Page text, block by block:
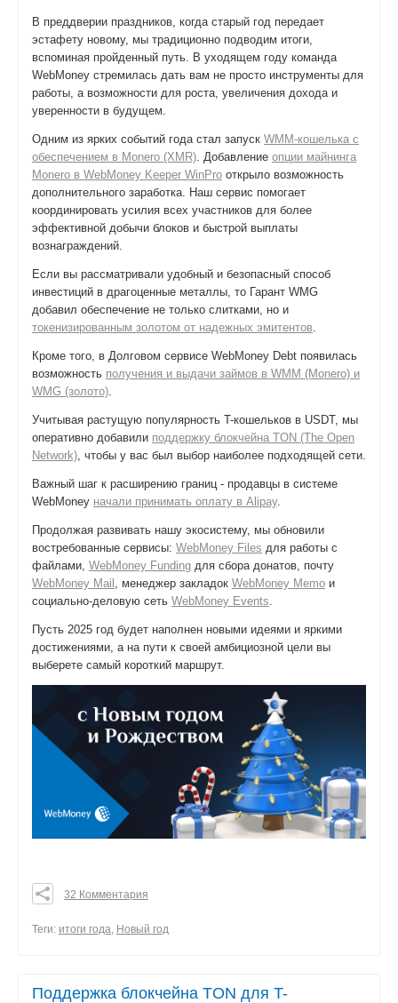
В преддверии праздников, когда старый год передает
эстафету новому, мы традиционно подводим итоги,
вспоминая пройденный путь. В уходящем году команда
WebMoney стремилась дать вам не просто инструменты для
работы, а возможности для роста, увеличения дохода и
уверенности в будущем.
Одним из ярких событий года стал запуск WMM-кошелька с
обеспечением в Monero (XMR) . Добавление опции майнинга
Monero в WebMoney Keeper WinPro открыло возможность
дополнительного заработка. Наш сервис помогает
координировать усилия всех участников для более
эффективной добычи блоков и быстрой выплаты
вознаграждений.
Если вы рассматривали удобный и безопасный способ
инвестиций в драгоценные металлы, то Гарант WMG
добавил обеспечение не только слитками, но и
токенизированным золотом от надежных эмитентов
Кроме того, в Долговом сервисе WebMoney Debt появилась
возможность получения и выдачи займов в WMM (Monero) и
WMG (золото)
Учитывая растущую популярность T-кошельков в USDT, мы
оперативно добавили поддержку блокчейна TON (The Open
Network) , чтобы у вас был выбор наиболее подходящей сети.
Важный шаг к расширению границ - продавцы в системе
WebMoney начали принимать оплату в Alipay.
Продолжая развивать нашу экосистему, мы обновили
востребованные сервисы: WebMoney Files для работы с
файлами, WebMoney Funding для сбора донатов, почту
WebMoney Mail , менеджер закладок WebMoney Memo и
социально-деловую сеть WebMoney Events
Пусть 2025 год будет наполнен новыми идеями и яркими
достижениями, а на пути к своей амбициозной цели вы
выберете самый короткий маршрут.
0
32 Комментария
Теги: итоги года Новый год
Поддержка блокчейна TON для T-